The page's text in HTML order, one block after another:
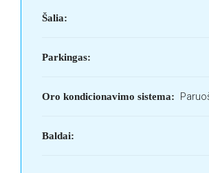
Šalia:
Parkingas:
Oro kondicionavimo sistema:
Baldai: